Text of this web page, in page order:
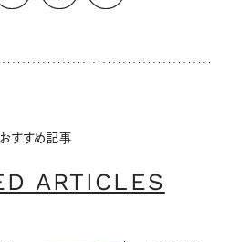
おすすめ記事
ARTICLES